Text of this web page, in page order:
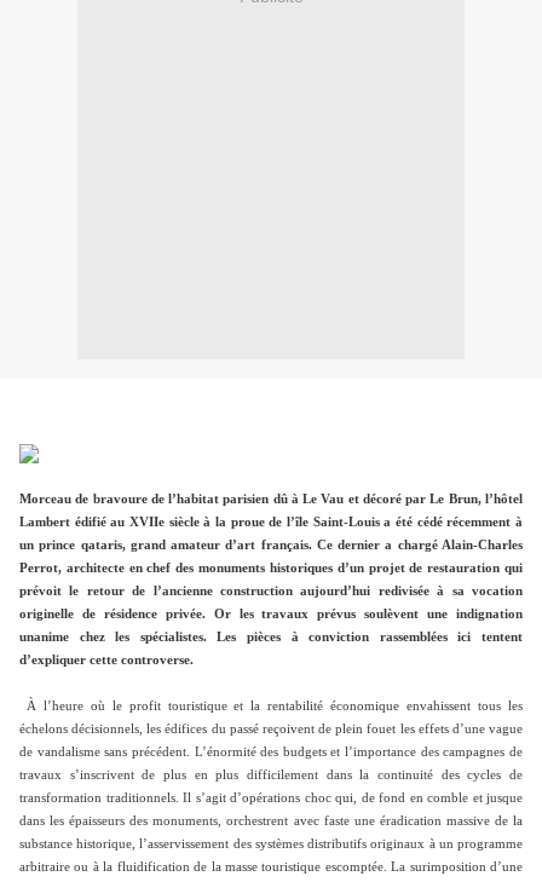
Morceau de bravoure de l’habitat parisien dû à Le Vau et décoré par Le Brun, l’hôtel
Lambert édifié au XVIIe siècle à la proue de l’île Saint-Louis a été cédé récemment à
un prince qataris, grand amateur d’art français. Ce dernier a chargé Alain-Charles
Perrot, architecte en chef des monuments historiques d’un projet de restauration qui
prévoit le retour de l’ancienne construction aujourd’hui redivisée à sa vocation
originelle de résidence privée. Or les travaux prévus soulèvent une indignation
unanime chez les spécialistes. Les pièces à conviction rassemblées ici tentent
d’expliquer cette controverse.
À l’heure où le profit touristique et la rentabilité économique envahissent tous les
échelons décisionnels, les édifices du passé reçoivent de plein fouet les effets d’une vague
de vandalisme sans précédent. L’énormité des budgets et l’importance des campagnes de
travaux s’inscrivent de plus en plus difficilement dans la continuité des cycles de
transformation traditionnels. Il s’agit d’opérations choc qui, de fond en comble et jusque
dans les épaisseurs des monuments, orchestrent avec faste une éradication massive de la
substance historique, l’asservissement des systèmes distributifs originaux à un programme
arbitraire ou à la fluidification de la masse touristique escomptée. La surimposition d’une